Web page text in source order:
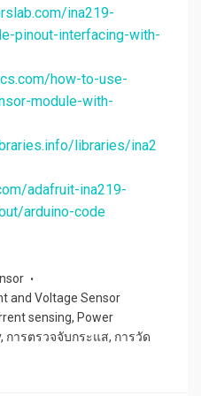
ina219-
pinout-interfacing-with-
how-to-use-
module-with-
libraries/ina2
adafruit-ina219-
arduino-code
and Voltage Sensor
sensing, Power
, การตรวจจับกระแส, การวัด